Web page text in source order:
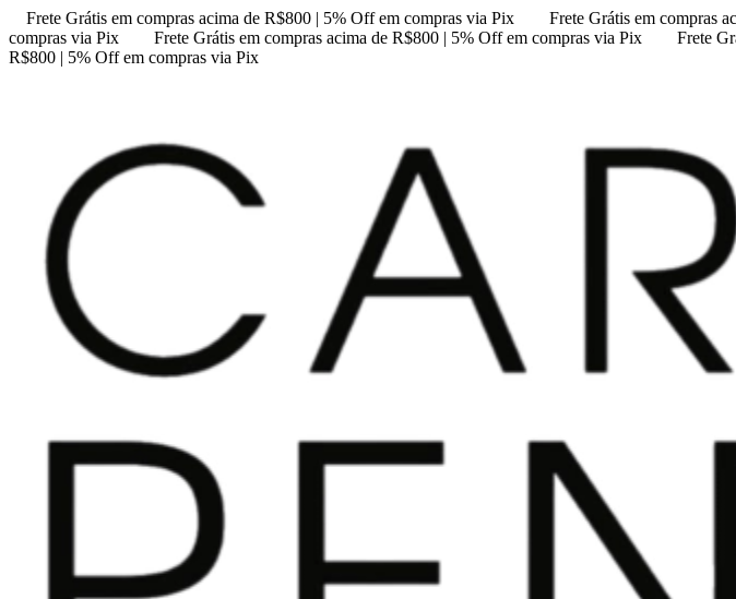
Frete Grátis em compras acima de R$800 | 5% Off em compras via Pix Frete Grátis em compras
compras via Pix
Frete Grátis em compras acima de R$800 | 5% Off em compras via Pix Frete
R$800 | 5% Off em compras via Pix